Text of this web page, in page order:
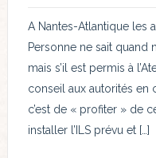
A Nantes-Atlantique les
Personne ne sait
mais s’il est permis à
conseil aux autorités en
c’est de « profiter » de
installer l’ILS prévu et […]